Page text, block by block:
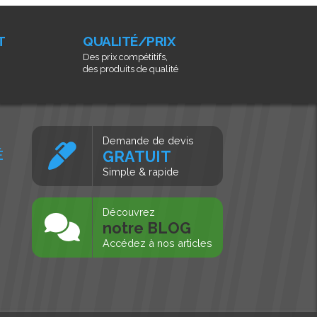
QUALITÉ/PRIX
Des prix compétitifs,
des produits de qualité
Demande de devis
GRATUIT
Simple & rapide
Découvrez
notre BLOG
Accédez à nos articles